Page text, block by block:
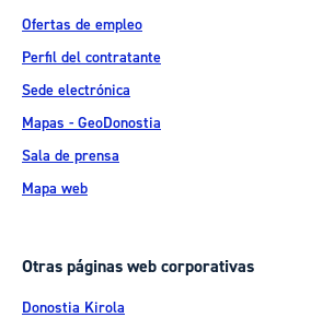
Ofertas de empleo
Perfil del contratante
Sede electrónica
Mapas - GeoDonostia
Sala de prensa
Mapa web
Otras páginas web corporativas
Donostia Kirola